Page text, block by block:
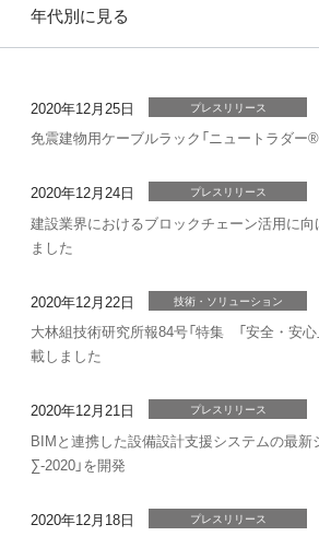
年代別に見る
2020年12月25日 プレスリリース
免震建物用ケーブルラック「ニュートラダー®
2020年12月24日 プレスリリース
建設業界におけるブロックチェーン活用に
ました
2020年12月22日 技術・ソリューション
大林組技術研究所報84号「特集 「安全・安心
載しました
2020年12月21日 プレスリリース
BIMと連携した設備設計支援システムの最新
∑-2020」を開発
2020年12月18日 プレスリリース